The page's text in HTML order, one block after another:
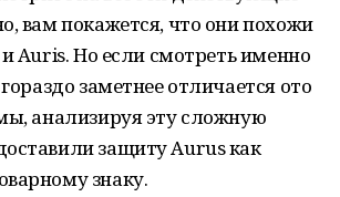
вам покажется, что они похожи
Auris. Но если смотреть именно
заметнее отличается ото
анализируя эту сложную
защиту Aurus как
знаку.